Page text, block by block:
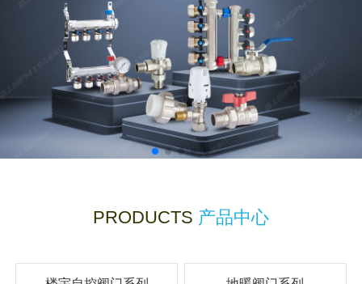
PRODUCTS 产品中心